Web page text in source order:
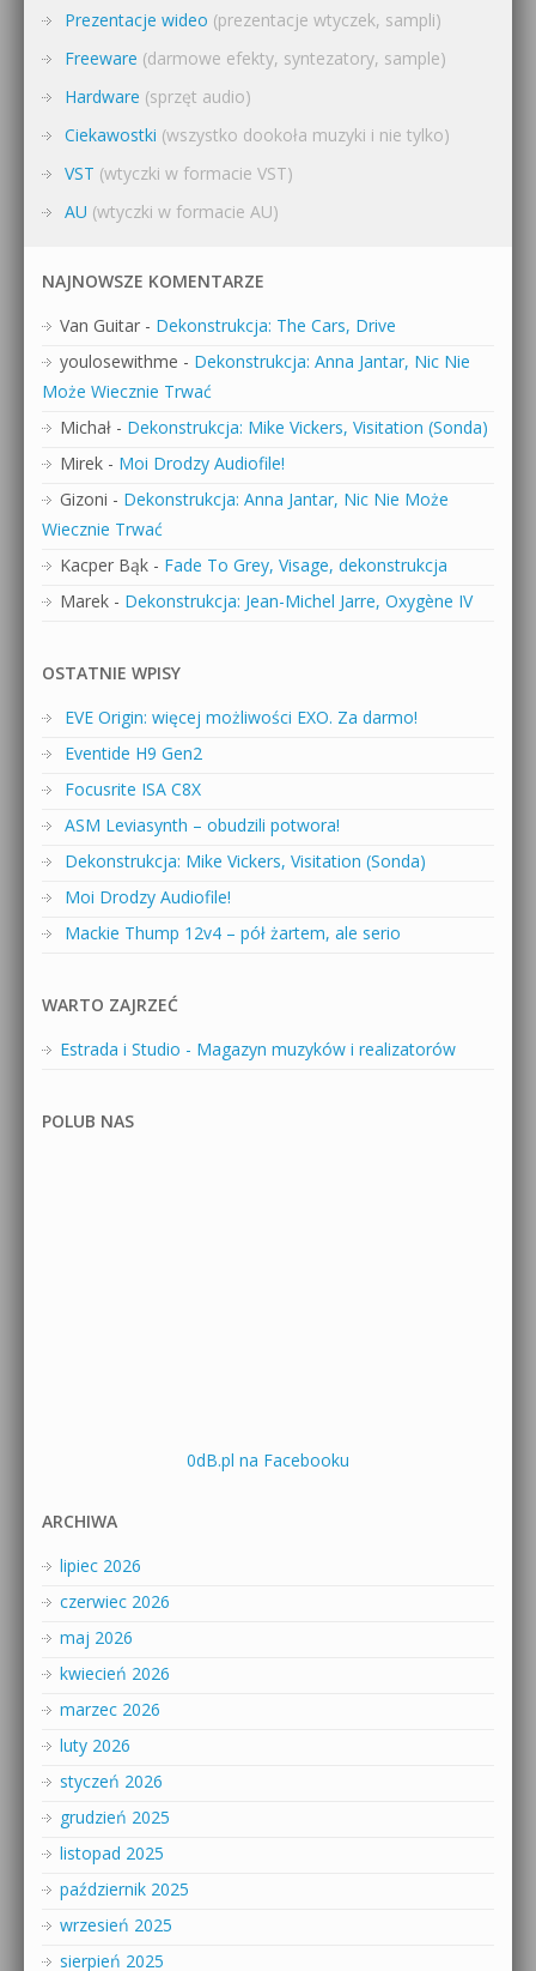
Prezentacje wideo (prezentacje wtyczek, sampli)
Freeware (darmowe efekty, syntezatory, sample)
Hardware (sprzęt audio)
Ciekawostki (wszystko dookoła muzyki i nie tylko)
VST (wtyczki w formacie VST)
AU (wtyczki w formacie AU)
NAJNOWSZE KOMENTARZE
Van Guitar - Dekonstrukcja: The Cars, Drive
youlosewithme - Dekonstrukcja: Anna Jantar, Nic Nie
Może Wiecznie Trwać
Michał - Dekonstrukcja: Mike Vickers, Visitation (Sonda)
Mirek - Moi Drodzy Audiofile!
Gizoni - Dekonstrukcja: Anna Jantar, Nic Nie Może
Wiecznie Trwać
Kacper Bąk - Fade To Grey, Visage, dekonstrukcja
Marek - Dekonstrukcja: Jean-Michel Jarre, Oxygène IV
OSTATNIE WPISY
EVE Origin: więcej możliwości EXO. Za darmo!
Eventide H9 Gen2
Focusrite ISA C8X
ASM Leviasynth – obudzili potwora!
Dekonstrukcja: Mike Vickers, Visitation (Sonda)
Moi Drodzy Audiofile!
Mackie Thump 12v4 – pół żartem, ale serio
WARTO ZAJRZEĆ
Estrada i Studio - Magazyn muzyków i realizatorów
POLUB NAS
0dB.pl na Facebooku
ARCHIWA
lipiec 2026
czerwiec 2026
maj 2026
kwiecień 2026
marzec 2026
luty 2026
styczeń 2026
grudzień 2025
listopad 2025
październik 2025
wrzesień 2025
sierpień 2025